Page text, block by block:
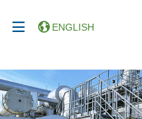
ENGLISH